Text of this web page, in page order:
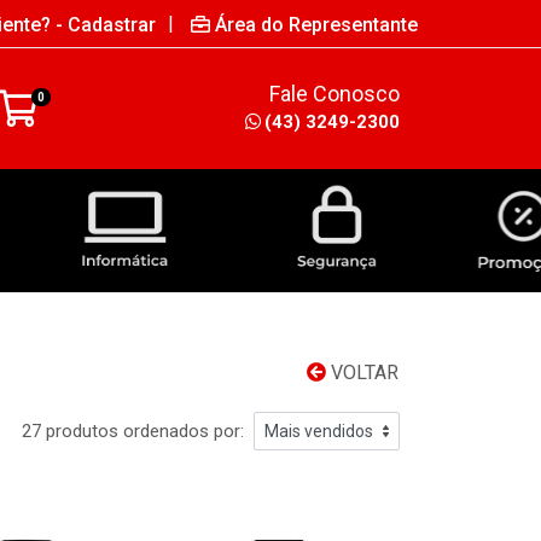
- Cadastrar | Área do Representante
0 Fale Conosco
(43) 3249-2300
VOLTAR
27 produtos ordenados por: